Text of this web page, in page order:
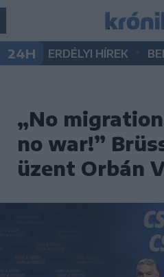
24H ERDÉLYI HÍREK
„No
no war!”
üzent Orbán